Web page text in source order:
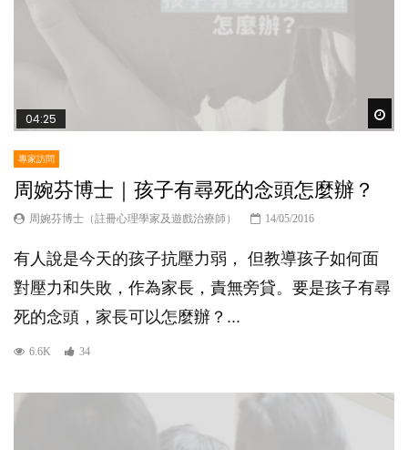
04:25
專家訪問
周婉芬博士｜孩子有尋死的念頭怎麼辦？
周婉芬博士（註冊心理學家及遊戲治療師） 14/05/2016
有人說是今天的孩子抗壓力弱， 但教導孩子如何面
對壓力和失敗，作為家長，責無旁貸。要是孩子有尋
死的念頭，家長可以怎麼辦？...
6.6K 34